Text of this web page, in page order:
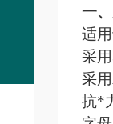
一
适
采
采
抗*